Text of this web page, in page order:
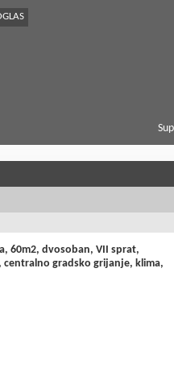
60m2, dvosoban, VII sprat,
gradsko grijanje, klima,